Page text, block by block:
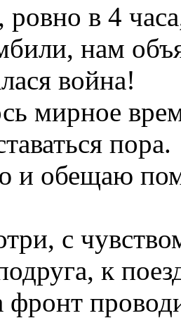
в 4
нам
война!
мирное
пора.
и обещаю
с
к
фронт